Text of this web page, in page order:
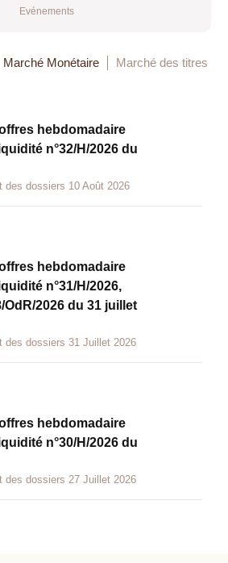
Evénements
Marché Monétaire Marché des titres
hebdomadaire
n°32/H/2026 du
des dossiers 10 Août 2026
hebdomadaire
n°31/H/2026,
OdR/2026 du 31 juillet
des dossiers 31 Juillet 2026
hebdomadaire
n°30/H/2026 du
des dossiers 27 Juillet 2026